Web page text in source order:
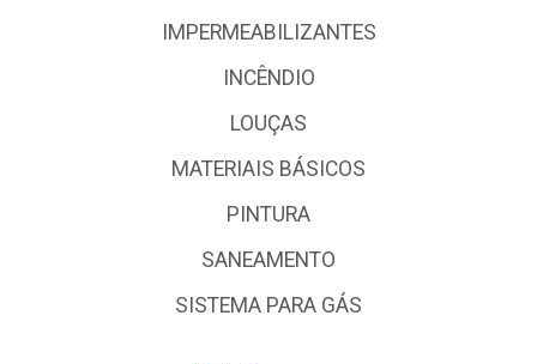
IMPERMEABILIZANTES
INCÊNDIO
LOUÇAS
MATERIAIS BÁSICOS
PINTURA
SANEAMENTO
SISTEMA PARA GÁS